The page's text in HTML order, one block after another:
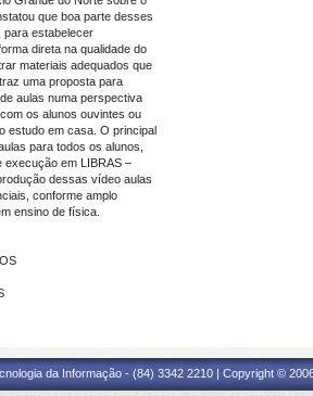
que boa parte desses
estabelecer
direta na qualidade do
materiais adequados que
uma proposta para
aulas numa perspectiva
os alunos ouvintes ou
estudo em casa. O principal
para todos os alunos,
execução em LIBRAS –
dessas vídeo aulas
conforme amplo
ensino de física.
da Informação - (84) 3342 2210 | Copyright ©